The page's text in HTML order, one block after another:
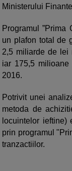
Ministerului
Programul ”Prima
un plafon total de
2,5 miliarde de lei
iar 175,5
2016.
Potrivit unei
metoda de
locuintelor ieftine)
prin programul
tranzactiilor.